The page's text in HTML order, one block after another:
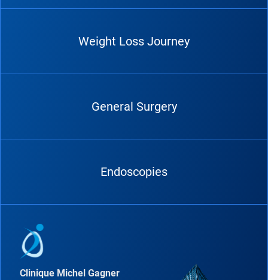
Weight Loss Journey
General Surgery
Endoscopies
Clinique Michel Gagner